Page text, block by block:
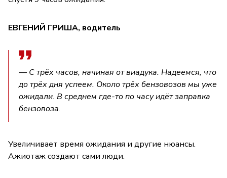
ЕВГЕНИЙ ГРИША, водитель
— С трёх часов, начиная от виадука. Надеемся, что
до трёх дня успеем. Около трёх бензовозов мы уже
ожидали. В среднем где-то по часу идёт заправка
бензовоза.
Увеличивает время ожидания и другие нюансы.
Ажиотаж создают сами люди.